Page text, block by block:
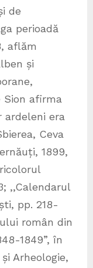
de
perioadă
aflăm
și
Sion afirma
ardeleni era
Ceva
1899,
,,Calendarul
pp. 218-
român din
1849”, în
Arheologie,